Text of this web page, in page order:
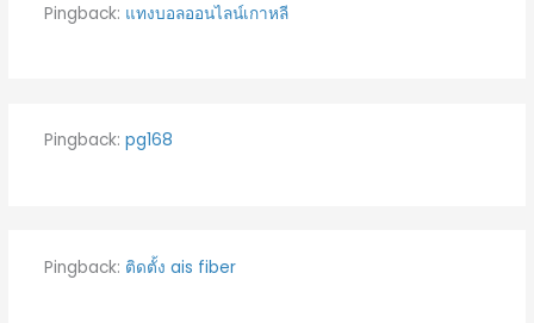
Pingback: แทงบอลออนไลน์เกาหลี
Pingback: pg168
Pingback: ติดตั้ง ais fiber